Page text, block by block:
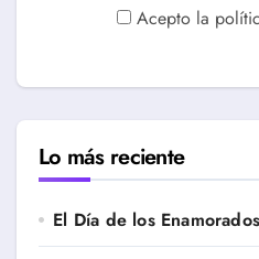
Acepto la
Lo más reciente
El Día de los